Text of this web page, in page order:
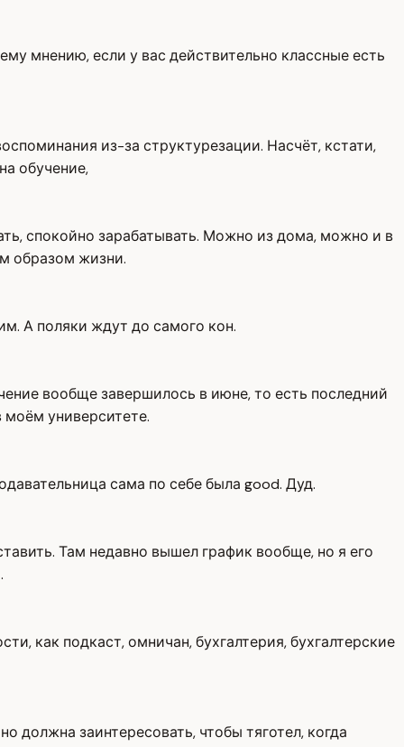
мнению, если у вас действительно классные есть
из-за структурезации. Насчёт, кстати,
обучение,
спокойно зарабатывать. Можно из дома, можно и в
образом жизни.
А поляки ждут до самого кон.
вообще завершилось в июне, то есть последний
моём университете.
сама по себе была good. Дуд.
Там недавно вышел график вообще, но я его
как подкаст, омничан, бухгалтерия, бухгалтерские
должна заинтересовать, чтобы тяготел, когда